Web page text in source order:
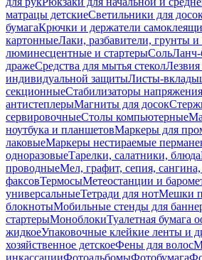
матрацы детскиеСветильники для
бумагаКрючки и держатели
картонныеЛаки, разбавители, грунты
люминесцентные и стартерыСоль
дражеСредства для мытья стекол
индивидуальной защитыЛисты-
секционныеСтабилизаторы напряжения
антистеплерыМагниты для досок
сервировочныеСтолы компьютерные
ноутбука и планшетовМаркеры для
лаковыеМаркеры нестираемые
одноразовыеТарелки, салатники, блюда
проводныеМел, графит, сепия,
факсовТермосыМетеостанции и
универсальныеТетради для нотМешки
блокнотыМобильные стенды для
стартерыМоноблокиТуалетная бумага
жидкоеУпаковочные клейкие ленты и
хозяйственное детскоеФены для волос
инкассацииФотоальбомыФотобумага